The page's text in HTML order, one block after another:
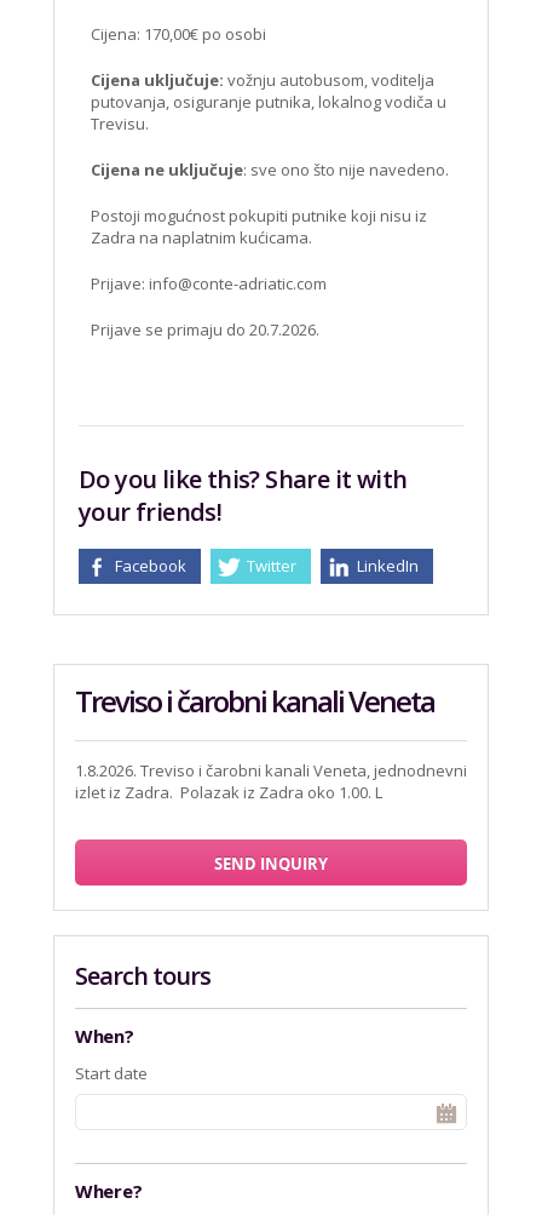
Cijena: 170,00€ po osobi
Cijena uključuje: vožnju autobusom, voditelja
putovanja, osiguranje putnika, lokalnog vodiča u
Trevisu.
Cijena ne uključuje: sve ono što nije navedeno.
Postoji mogućnost pokupiti putnike koji nisu iz
Zadra na naplatnim kućicama.
Prijave: info@conte-adriatic.com
Prijave se primaju do 20.7.2026.
Do you like this? Share it with
your friends!
Facebook Twitter LinkedIn
Treviso i čarobni kanali Veneta
1.8.2026. Treviso i čarobni kanali Veneta, jednodnevni
izlet iz Zadra. Polazak iz Zadra oko 1.00. L
SEND INQUIRY
Search tours
When?
Start date
Where?